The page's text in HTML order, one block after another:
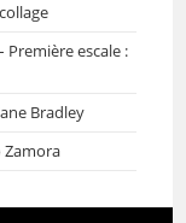
Première escale :
Bradley
Zamora